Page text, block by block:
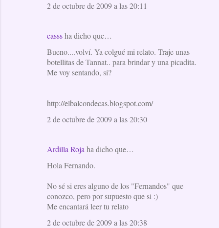
2 de octubre de 2009 a las 20:11
casssha dicho que…
Bueno....volví. Ya colgué mi relato. Traje unas
botellitas de Tannat.. para brindar y una picadita.
Me voy sentando, si?
http://elbalcondecas.blogspot.com/
2 de octubre de 2009 a las 20:30
Ardilla Roja ha dicho que…
Hola Fernando.
No sé si eres alguno de los "Fernandos" que
conozco, pero por supuesto que si :)
Me encantará leer tu relato
2 de octubre de 2009 a las 20:38